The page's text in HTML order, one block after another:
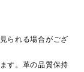
られる場合がござ
す。革の品質保持